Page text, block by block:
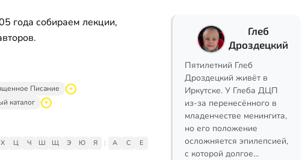
года собираем лекции,
Писание
каталог
Х Ц Ч Ш Щ Э Ю Я | A C
E
Глеб
Дроздецкий
Пятилетний Глеб
Дроздецкий живёт в
Иркутске. У Глеба ДЦП
из-за перенесённого в
младенчестве менингита,
но его положение
осложняется эпилепсией,
с которой долгое…